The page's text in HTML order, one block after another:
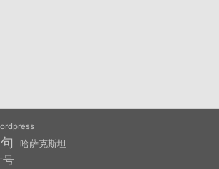
哈萨克斯坦
号